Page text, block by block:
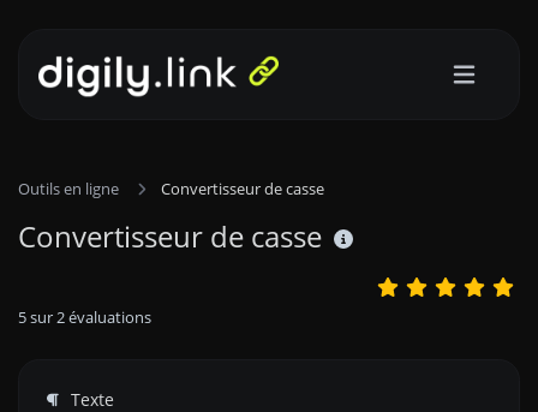
Outils en ligne Convertisseur de casse
Convertisseur de casse
5sur2évaluations
Texte